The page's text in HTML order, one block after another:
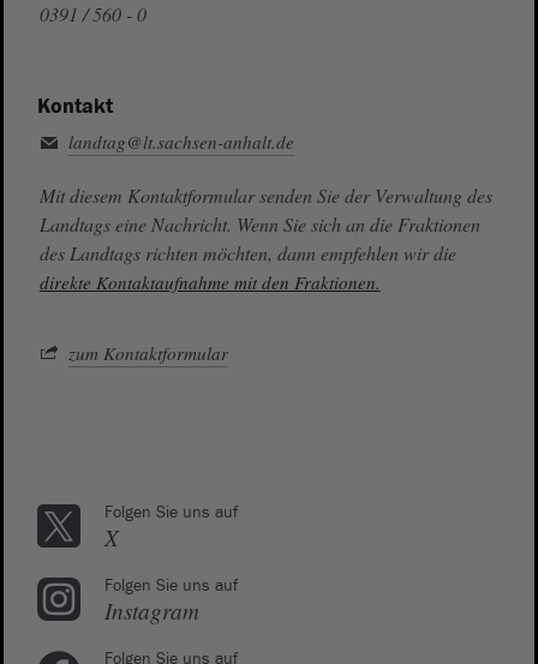
0391 / 560 - 0
Kontakt
landtag@lt.sachsen-anhalt.de
Mit diesem Kontaktformular senden Sie der Verwaltung des
Landtags eine Nachricht. Wenn Sie sich an die Fraktionen
des Landtags richten möchten, dann empfehlen wir die
direkte Kontaktaufnahme mit den Fraktionen.
zum Kontaktformular
Folgen Sie uns auf
X
Folgen Sie uns auf
Instagram
Folgen Sie uns auf